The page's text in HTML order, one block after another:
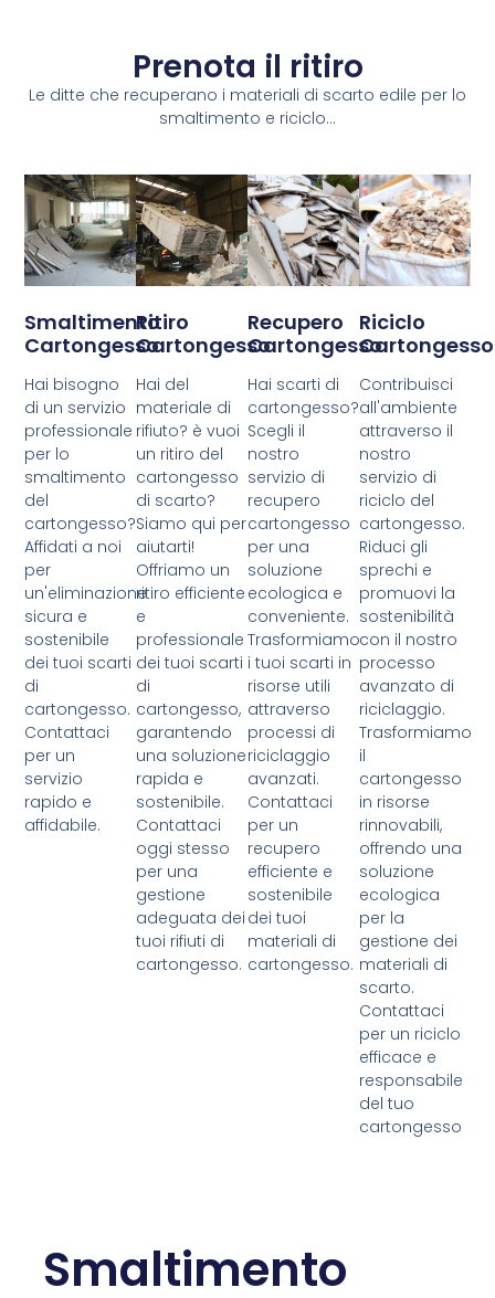
Prenota il ritiro
Le ditte che recuperano i materiali di scarto edile per lo
smaltimento e riciclo...
Smaltimento
Cartongesso
Hai bisogno
di un servizio
professionale
per lo
smaltimento
del
cartongesso?
Affidati a noi
per
un'eliminazione
sicura e
sostenibile
dei tuoi scarti
di
cartongesso.
Contattaci
per un
servizio
rapido e
affidabile.
Ritiro
Cartongesso
Hai del
materiale di
rifiuto? è vuoi
un ritiro del
cartongesso
di scarto?
Siamo qui per
aiutarti!
Offriamo un
ritiro efficiente
e
professionale
dei tuoi scarti
di
cartongesso,
garantendo
una soluzione
rapida e
sostenibile.
Contattaci
oggi stesso
per una
gestione
adeguata dei
tuoi rifiuti di
cartongesso.
Recupero
Cartongesso
Hai scarti di
cartongesso?
Scegli il
nostro
servizio di
recupero
cartongesso
per una
soluzione
ecologica e
conveniente.
Trasformiamo
i tuoi scarti in
risorse utili
attraverso
processi di
riciclaggio
avanzati.
Contattaci
per un
recupero
efficiente e
sostenibile
dei tuoi
materiali di
cartongesso.
Riciclo
Cartongesso
Contribuisci
all'ambiente
attraverso il
nostro
servizio di
riciclo del
cartongesso.
Riduci gli
sprechi e
promuovi la
sostenibilità
con il nostro
processo
avanzato di
riciclaggio.
Trasformiamo
il
cartongesso
in risorse
rinnovabili,
offrendo una
soluzione
ecologica
per la
gestione dei
materiali di
scarto.
Contattaci
per un riciclo
efficace e
responsabile
del tuo
cartongesso
Smaltimento